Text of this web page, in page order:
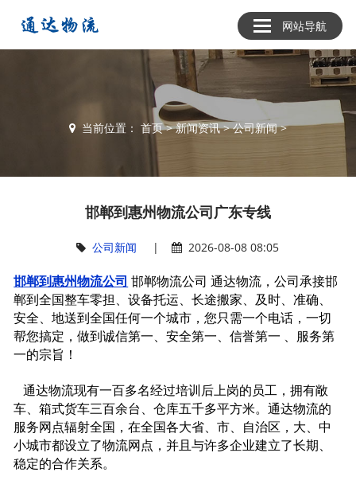
网站导航
当前位置： 首页>新闻资讯>公司新闻>
邯郸到惠州物流公司广东专线
公司新闻 | 2026-08-08 08:05
邯郸到惠州物流公司 邯郸物流公司 通达物流，公司承接邯
郸到全国整车零担、设备托运、长途搬家、及时、准确、
安全、地送到全国任何一个城市，您只需一个电话，一切
帮您搞定，做到诚信第一、安全第一、信誉第一 、服务第
一的宗旨！
通达物流现有一百多名经过培训后上岗的员工，拥有敞
车、箱式货车三百余台、仓库五千多平方米。通达物流的
服务网点辐射全国，在全国各大省、市、自治区，大、中
小城市都设立了物流网点，并且与许多企业建立了长期、
稳定的合作关系。